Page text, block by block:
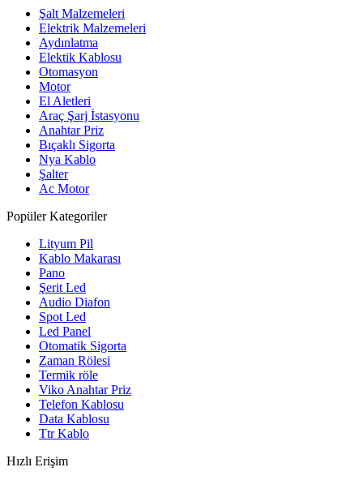
Şalt Malzemeleri
Elektrik Malzemeleri
Aydınlatma
Elektik Kablosu
Otomasyon
Motor
El Aletleri
Araç Şarj İstasyonu
Anahtar Priz
Bıçaklı Sigorta
Nya Kablo
Şalter
Ac Motor
Popüler Kategoriler
Lityum Pil
Kablo Makarası
Pano
Şerit Led
Audio Diafon
Spot Led
Led Panel
Otomatik Sigorta
Zaman Rölesi
Termik röle
Viko Anahtar Priz
Telefon Kablosu
Data Kablosu
Ttr Kablo
Hızlı Erişim